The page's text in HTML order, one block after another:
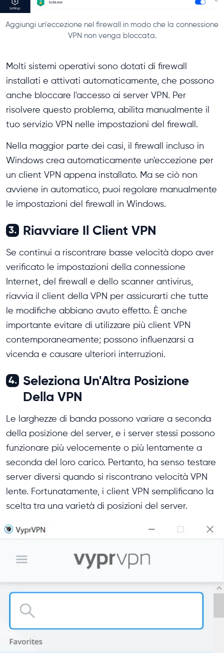
Aggiungi un'eccezione nel firewall in modo che la connessione
VPN non venga bloccata.
Molti sistemi operativi sono dotati di firewall
installati e attivati ​​automaticamente, che possono
anche bloccare l'accesso ai server VPN. Per
risolvere questo problema, abilita manualmente il
tuo servizio VPN nelle impostazioni del firewall.
Nella maggior parte dei casi, il firewall incluso in
Windows crea automaticamente un'eccezione per
un client VPN appena installato. Ma se ciò non
avviene in automatico, puoi regolare manualmente
le impostazioni del firewall in Windows.
3. Riavviare Il Client VPN
Se continui a riscontrare basse velocità dopo aver
verificato le impostazioni della connessione
Internet, del firewall e dello scanner antivirus,
riavvia il client della VPN per assicurarti che tutte
le modifiche abbiano avuto effetto. È anche
importante evitare di utilizzare più client VPN
contemporaneamente; possono influenzarsi a
vicenda e causare ulteriori interruzioni.
4. Seleziona Un'Altra Posizione
Della VPN
Le larghezze di banda possono variare a seconda
della posizione del server, e i server stessi possono
funzionare più velocemente o più lentamente a
seconda del loro carico. Pertanto, ha senso testare
server diversi quando si riscontrano velocità VPN
lente. Fortunatamente, i client VPN semplificano la
scelta tra una varietà di posizioni del server.